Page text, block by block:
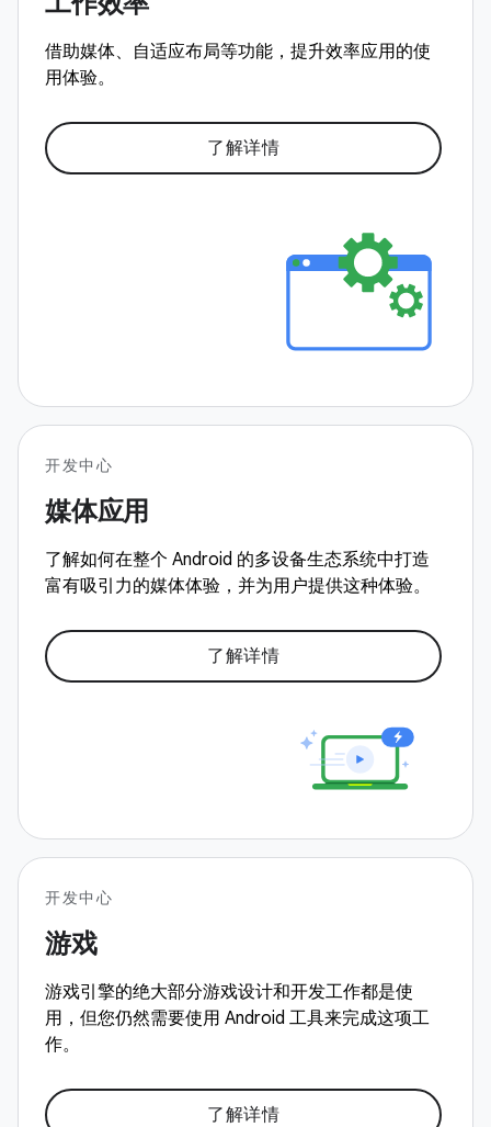
借助媒体、自适应布局等功能，提升效率应用的使
用体验。
了解详情
开发中心
媒体应用
了解如何在整个 Android 的多设备生态系统中打造
富有吸引力的媒体体验，并为用户提供这种体验。
了解详情
开发中心
游戏
游戏引擎的绝大部分游戏设计和开发工作都是使
用，但您仍然需要使用 Android 工具来完成这项工
作。
了解详情